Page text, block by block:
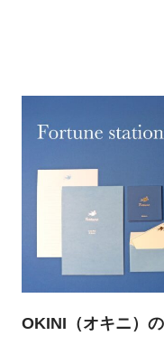
OKINI（オキニ）の